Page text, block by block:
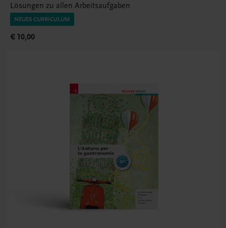
Lösungen zu allen Arbeitsaufgaben
NEUES CURRICULUM
€ 10,00